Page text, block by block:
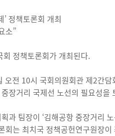
정책토론회 개최
소”
정책토론회가 개최된다.
전 10시 국회의원회관 제2간
장거리 국제선 노선의 필요성을
과 팀장이 ‘김해공항 중장거리
회는 최치국 정책공헌연구원장